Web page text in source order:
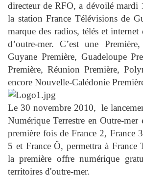
directeur de RFO, a dévoilé mardi
la station France Télévisions de
marque des radios, télés et internet
d’outre-mer. C’est une
Guyane Première, Guadeloupe
Première, Réunion Première,
encore Nouvelle-Calédonie
Le 30 novembre 2010, le
Numérique Terrestre en Outre-mer
première fois de France 2, France
5 et France Ô, permettra à
la première offre numérique
territoires d'outre-mer.